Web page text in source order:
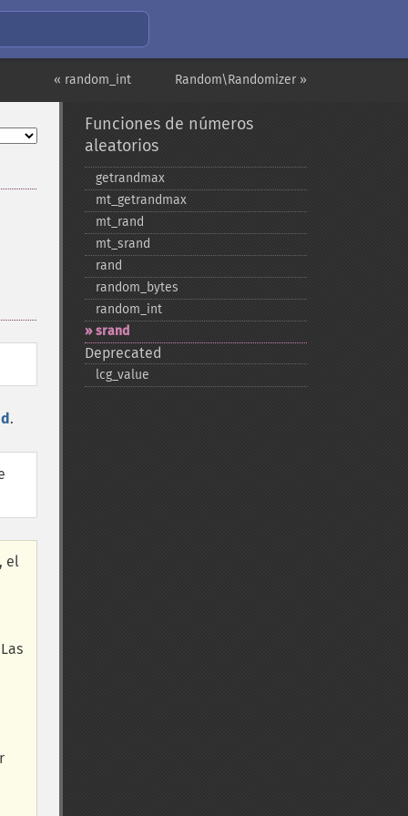
Random\Randomizer »
« random_int
.
el
Funciones de números
aleatorios
getrandmax
mt_​getrandmax
mt_​rand
mt_​srand
rand
random_​bytes
random_​int
srand
Deprecated
lcg_​value